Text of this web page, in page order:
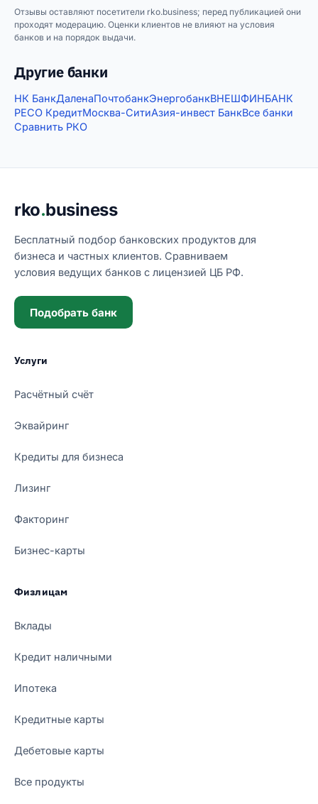
Отзывы оставляют посетители rko.business; перед публикацией они
проходят модерацию. Оценки клиентов не влияют на условия
банков и на порядок выдачи.
Другие банки
НК БанкДаленаПочтобанкЭнергобанкВНЕШФИНБАНК
РЕСО КредитМосква-СитиАзия-инвест БанкВсе банки
Сравнить РКО
Подвал сайта
rko.business
Бесплатный подбор банковских продуктов для
бизнеса и частных клиентов. Сравниваем
условия ведущих банков с лицензией ЦБ РФ.
Подобрать банк
Услуги
Расчётный счёт
Эквайринг
Кредиты для бизнеса
Лизинг
Факторинг
Бизнес-карты
Физлицам
Вклады
Кредит наличными
Ипотека
Кредитные карты
Дебетовые карты
Все продукты